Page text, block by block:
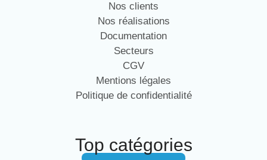
Nos clients
Nos réalisations
Documentation
Secteurs
CGV
Mentions légales
Politique de confidentialité
Top catégories